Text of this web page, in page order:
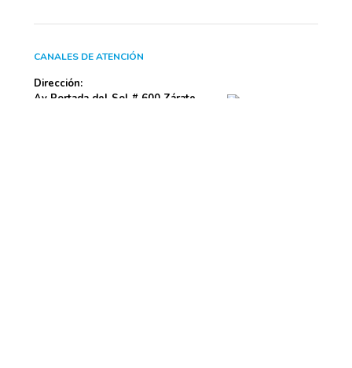
CANALES DE ATENCIÓN
Dirección:
Av Portada del Sol # 600 Zárate